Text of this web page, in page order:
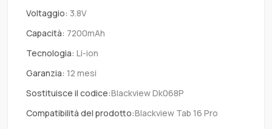
Voltaggio: 3.8V
Capacità: 7200mAh
Tecnologia: Li-ion
Garanzia: 12 mesi
Sostituisce il codice:Blackview Dk068P
Compatibilità del prodotto:Blackview Tab 16 Pro